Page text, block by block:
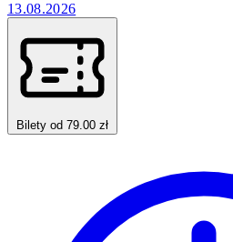
13.08.2026
Bilety od 79.00 zł